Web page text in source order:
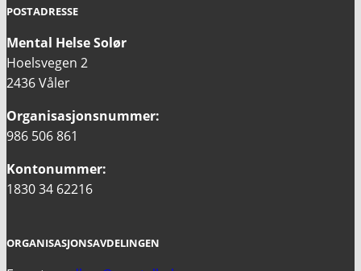
POSTADRESSE
Mental Helse Solør
Hoelsvegen 2
2436 Våler
Organisasjonsnummer:
986 506 861
Kontonummer:
1830 34 62216
ORGANISASJONSAVDELINGEN